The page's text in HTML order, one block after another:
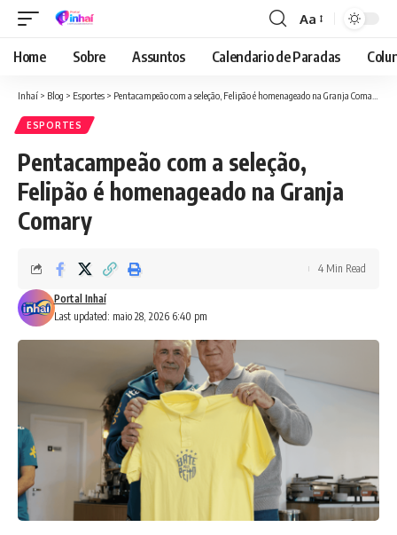
Font
Resizer
Aa
Home Sobre Assuntos Calendario de Paradas
Inhaí > Blog > Esportes > Pentacampeão com a seleção, Felipão é homenageado na Granja Comary
ESPORTES
Pentacampeão com a seleção,
Felipão é homenageado na Granja
Comary
Last updated: maio 28, 2026 6:40 pm
Portal Inhaí
4 Min Read